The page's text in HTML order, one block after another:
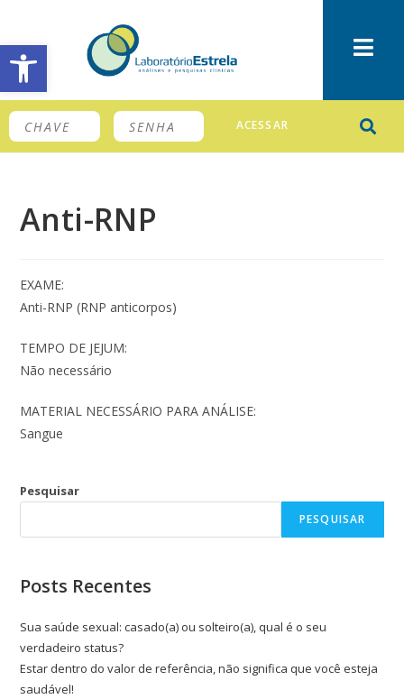
Barra de Ferramentas Aberta
ACESSAR
Anti-RNP
EXAME:
Anti-RNP (RNP anticorpos)
TEMPO DE JEJUM:
Não necessário
MATERIAL NECESSÁRIO PARA ANÁLISE:
Sangue
Pesquisar
PESQUISAR
Posts Recentes
Sua saúde sexual: casado(a) ou solteiro(a), qual é o seu
verdadeiro status?
Estar dentro do valor de referência, não significa que você esteja
saudável!